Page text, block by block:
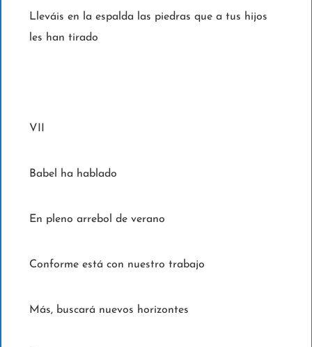
Lleváis en la espalda las piedras que a tus hijos
les han tirado
VII
Babel ha hablado
En pleno arrebol de verano
Conforme está con nuestro trabajo
Más, buscará nuevos horizontes